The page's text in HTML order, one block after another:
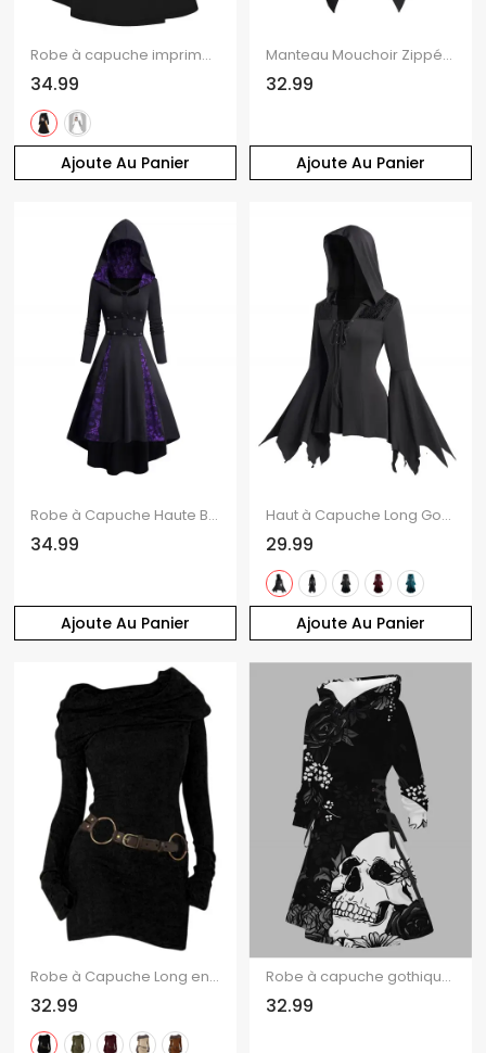
Ajoute Au Panier
Robe à capuche imprimée citrouille fantôme d'Halloween, mini-robe à lacets et cordons de serrage
34.99
Ajoute Au Panier
Manteau Mouchoir Zippé en Couleur Unie à Ourlet Asymétrique
32.99
Ajoute Au Panier
Robe à Capuche Haute Basse Jointif en Dentelle à Manches Longues avec Œillet
34.99
Ajoute Au Panier
Haut à Capuche Long Gothique en Couleur Unie Panneau en Dentelle à Manches Evasées à Lacets
29.99
Robe à Capuche Long en Tricot Ceinturé à Manches Longues à Col Bénitier Trou pour Pouce
32.99
Robe à capuche gothique d'Halloween à lacets et imprimé tête de mort et roses
32.99